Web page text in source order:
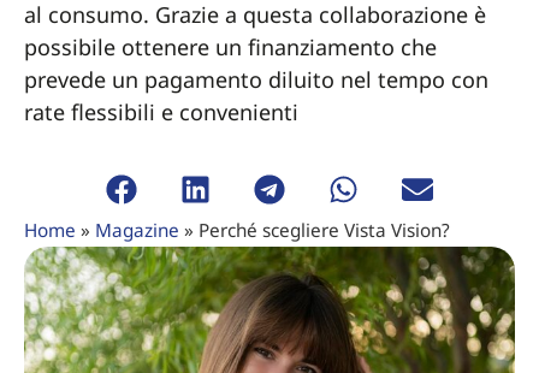
Home » Magazine » Perché scegliere Vista Vision?
al consumo. Grazie a questa collaborazione è
possibile ottenere un finanziamento che
prevede un pagamento diluito nel tempo con
rate flessibili e convenienti